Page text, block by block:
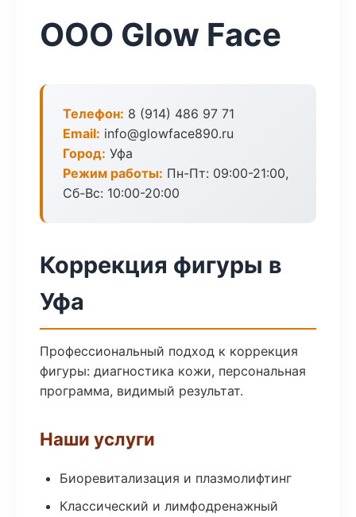
ООО Glow Face
Телефон: 8 (914) 486 97 71
Email: info@glowface890.ru
Город: Уфа
Режим работы: Пн-Пт: 09:00-21:00,
Сб-Вс: 10:00-20:00
Коррекция фигуры в
Уфа
Профессиональный подход к коррекция
фигуры: диагностика кожи, персональная
программа, видимый результат.
Наши услуги
Биоревитализация и плазмолифтинг
Классический и лимфодренажный